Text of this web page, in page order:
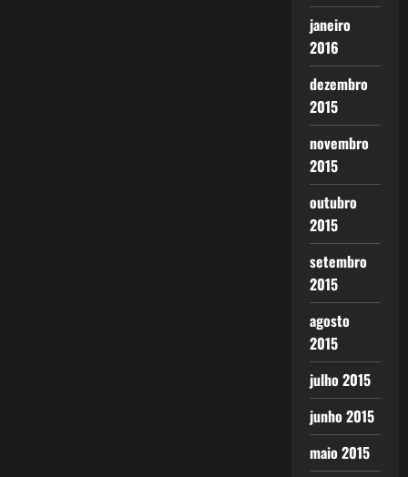
janeiro
2016
dezembro
2015
novembro
2015
outubro
2015
setembro
2015
agosto
2015
julho 2015
junho 2015
maio 2015